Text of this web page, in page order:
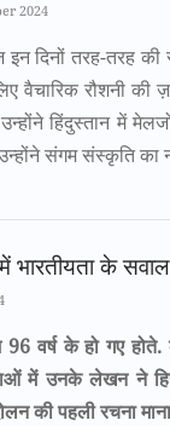
2024
इन दिनों तरह-
वैचारिक रौशनी
हिंदुस्तान में
संगम संस्कृति का
भारतीयता के सवाल
96 वर्ष के हो गए
में उनके लेखन ने
की पहली रचना